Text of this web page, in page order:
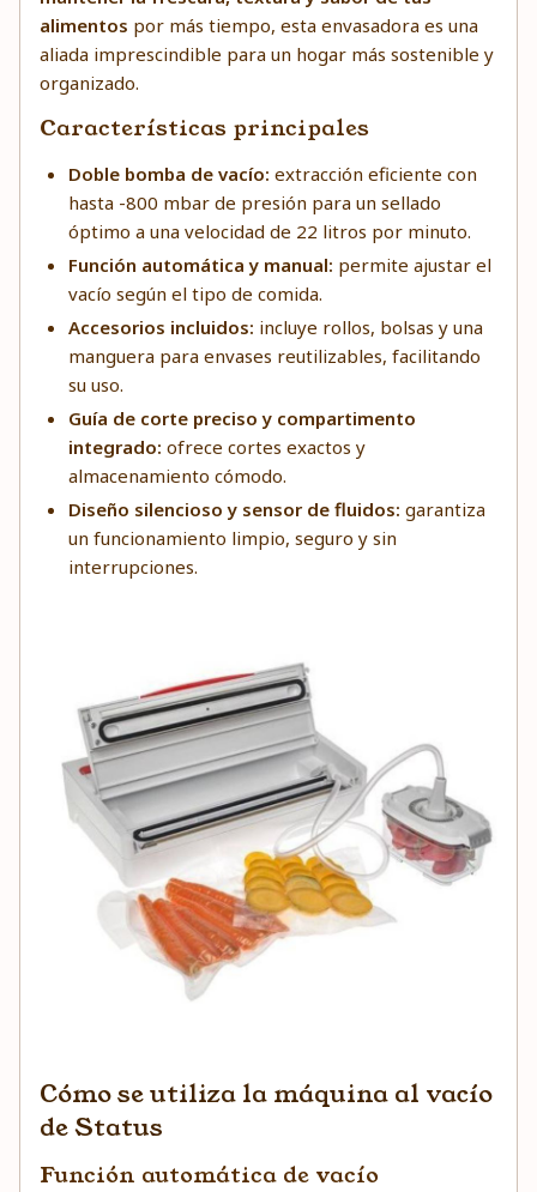
alimentos por más tiempo, esta envasadora es una
aliada imprescindible para un hogar más sostenible y
organizado.
Características principales
Doble bomba de vacío: extracción eficiente con
hasta -800 mbar de presión para un sellado
óptimo a una velocidad de 22 litros por minuto.
Función automática y manual: permite ajustar el
vacío según el tipo de comida.
Accesorios incluidos: incluye rollos, bolsas y una
manguera para envases reutilizables, facilitando
su uso.
Guía de corte preciso y compartimento
integrado: ofrece cortes exactos y
almacenamiento cómodo.
Diseño silencioso y sensor de fluidos: garantiza
un funcionamiento limpio, seguro y sin
interrupciones.
Cómo se utiliza la máquina al vacío
de Status
Función automática de vacío